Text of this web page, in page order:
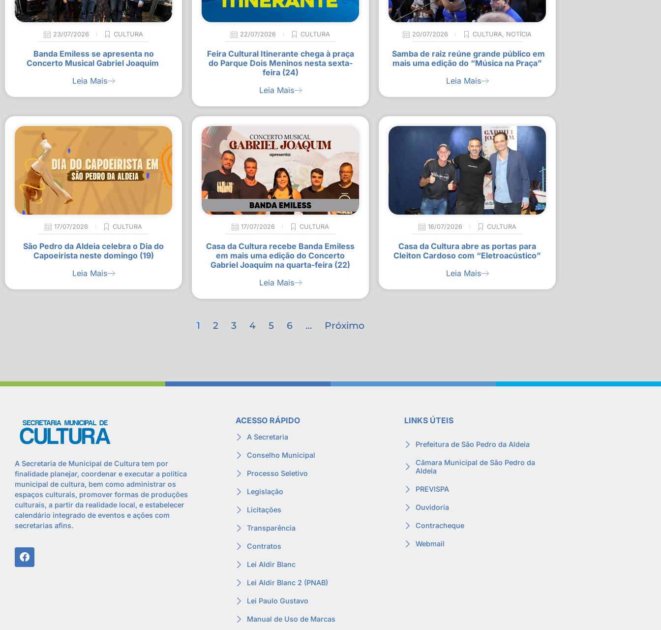
23/07/2026 CULTURA
Banda Emiless se apresenta no
Concerto Musical Gabriel Joaquim
Leia Mais
22/07/2026 CULTURA
Feira Cultural Itinerante chega à praça
do Parque Dois Meninos nesta sexta-
feira (24)
Leia Mais
20/07/2026 CULTURA, NOTÍCIA
Samba de raiz reúne grande público em
mais uma edição do “Música na Praça”
Leia Mais
17/07/2026 CULTURA
São Pedro da Aldeia celebra o Dia do
Capoeirista neste domingo (19)
Leia Mais
17/07/2026 CULTURA
Casa da Cultura recebe Banda Emiless
em mais uma edição do Concerto
Gabriel Joaquim na quarta-feira (22)
Leia Mais
16/07/2026 CULTURA
Casa da Cultura abre as portas para
Cleiton Cardoso com “Eletroacústico”
Leia Mais
1 2 3 4 5 6 … Próximo
A Secretaria de Municipal de Cultura tem por
finalidade planejar, coordenar e executar a política
municipal de cultura, bem como administrar os
espaços culturais, promover formas de produções
culturais, a partir da realidade local, e estabelecer
calendário integrado de eventos e ações com
secretarias afins.
ACESSO RÁPIDO
A Secretaria
Conselho Municipal
Processo Seletivo
Legislação
Licitações
Transparência
Contratos
Lei Aldir Blanc
Lei Aldir Blanc 2 (PNAB)
Lei Paulo Gustavo
Manual de Uso de Marcas
LINKS ÚTEIS
Prefeitura de São Pedro da Aldeia
Câmara Municipal de São Pedro da
Aldeia
PREVISPA
Ouvidoria
Contracheque
Webmail